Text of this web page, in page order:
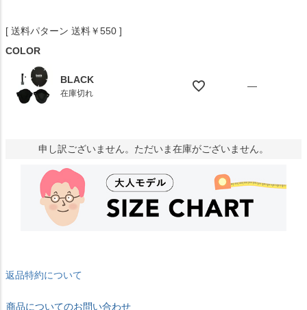
送料パターン 送料￥550
COLOR
BLACK
在庫切れ
—
申し訳ございません。ただいま在庫がございません。
返品特約について
商品についてのお問い合わせ